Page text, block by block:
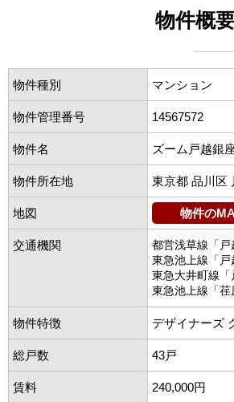
物件概
物件種別 マンション
物件管理番号 14567572
物件名 ズーム戸越銀
物件所在地 東京都 品川区
地図 物件の
交通機関
都営浅草線「
東急池上線「
東急大井町線
東急池上線「
物件特徴 デザイナーズ
総戸数 43戸
賃料 240,000円